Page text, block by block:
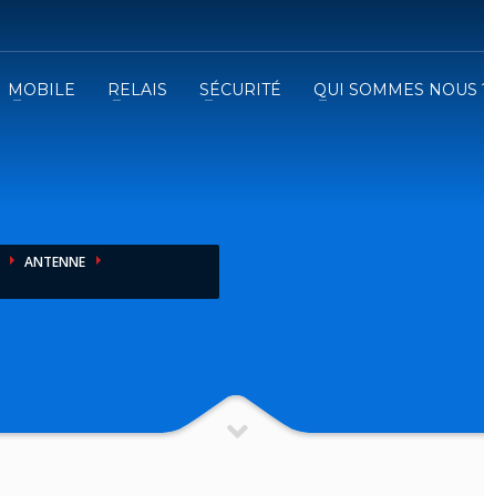
MOBILE RELAIS SÉCURITÉ QUI SOMMES NOUS
ANTENNE